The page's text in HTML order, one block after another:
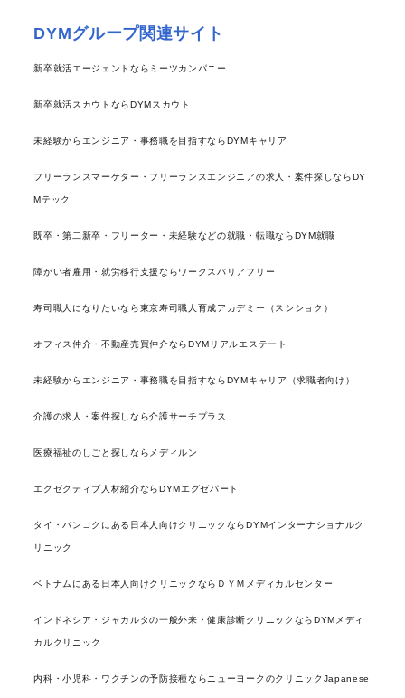
DYMグループ関連サイト
新卒就活エージェントならミーツカンパニー
新卒就活スカウトならDYMスカウト
未経験からエンジニア・事務職を目指すならDYMキャリア
フリーランスマーケター・フリーランスエンジニアの求人・案件探しならDY
Mテック
既卒・第二新卒・フリーター・未経験などの就職・転職ならDYM就職
障がい者雇用・就労移行支援ならワークスバリアフリー
寿司職人になりたいなら東京寿司職人育成アカデミー（スシショク）
オフィス仲介・不動産売買仲介ならDYMリアルエステート
未経験からエンジニア・事務職を目指すならDYMキャリア（求職者向け）
介護の求人・案件探しなら介護サーチプラス
医療福祉のしごと探しならメディルン
エグゼクティブ人材紹介ならDYMエグゼパート
タイ・バンコクにある日本人向けクリニックならDYMインターナショナルク
リニック
ベトナムにある日本人向けクリニックならＤＹＭメディカルセンター
インドネシア・ジャカルタの一般外来・健康診断クリニックならDYMメディ
カルクリニック
内科・小児科・ワクチンの予防接種ならニューヨークのクリニックJapanese